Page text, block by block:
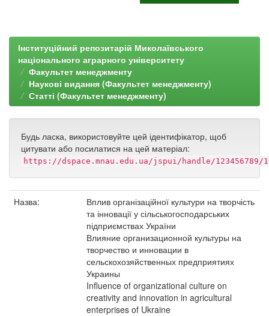
Інституційний репозитарій Миколаївського
національного аграрного університету
Факультет менеджменту
Наукові видання (Факультет менеджменту)
Статті (Факультет менеджменту)
Будь ласка, використовуйте цей ідентифікатор, щоб
цитувати або посилатися на цей матеріал:
https://dspace.mnau.edu.ua/jspui/handle/123456789/
Назва:
Вплив організаційної культури на творчість
та інновації у сільськогосподарських
підприємствах України
Влияние организационной культуры на
творчество и инновации в
сельскохозяйственных предприятиях
Украины
Influence of organizational culture on
creativity and innovation in agricultural
enterprises of Ukraine